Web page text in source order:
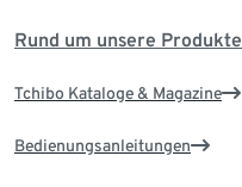
Rund um unsere Produkte
Tchibo Kataloge & Magazine
Bedienungsanleitungen